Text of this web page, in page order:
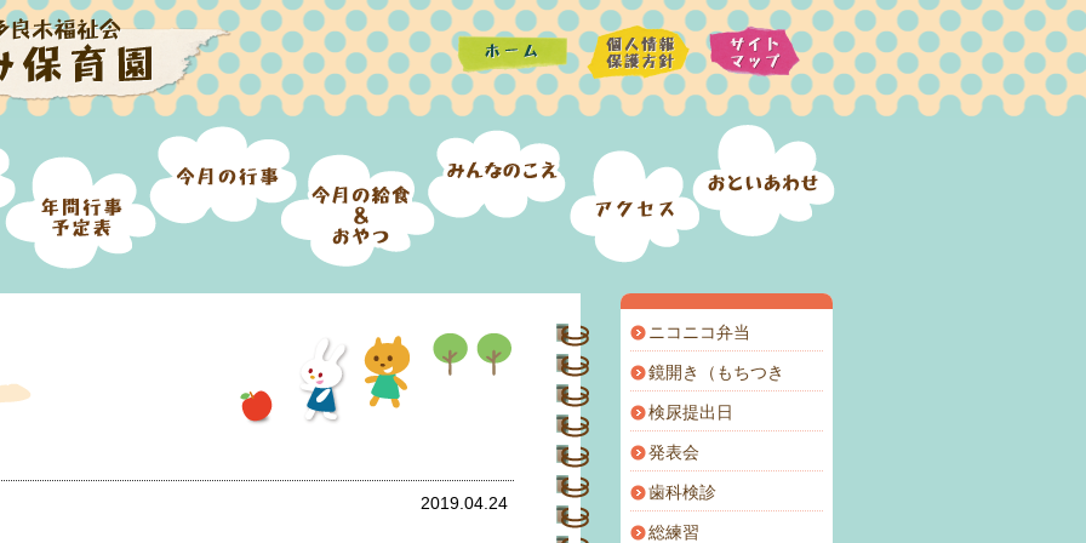
2019.04.24
ニコニコ弁当
鏡開き（もちつき
検尿提出日
発表会
歯科検診
総練習